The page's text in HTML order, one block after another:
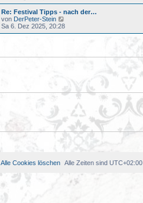
t
r
a
g
u
e
s
t
i
Re: Festival Tipps - nach der…
von DerPeter-Stein
e
u
t
g
Sa 6. Dez 2025, 20:28
Alle Zeiten sind UTC+02:00
Alle Cookies löschen